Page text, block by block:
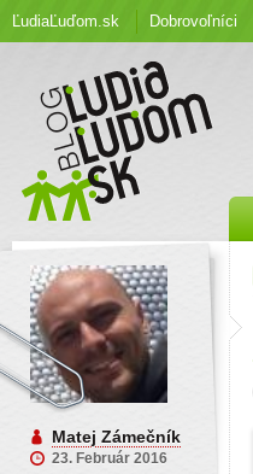
ĽudiaĽuďom.sk Dobrovoľníci
Matej Zámečník
23. Február 2016